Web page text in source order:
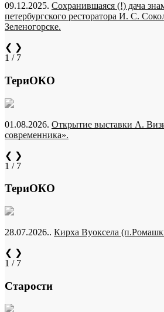
09.12.2025. Сохранившаяся (!) дача
петербургского ресторатора И. С.
Зеленогорске.
❮ ❯
1 / 7
ТериОКО
01.08.2026. Открытие выставки А.
современника».
❮ ❯
1 / 7
ТериОКО
28.07.2026.. Кирха Вуоксела
❮ ❯
1 / 7
Старости